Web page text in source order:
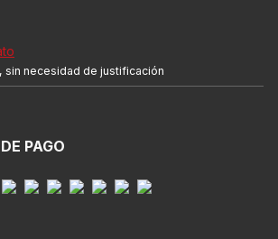
sin necesidad de justificación
PAGO